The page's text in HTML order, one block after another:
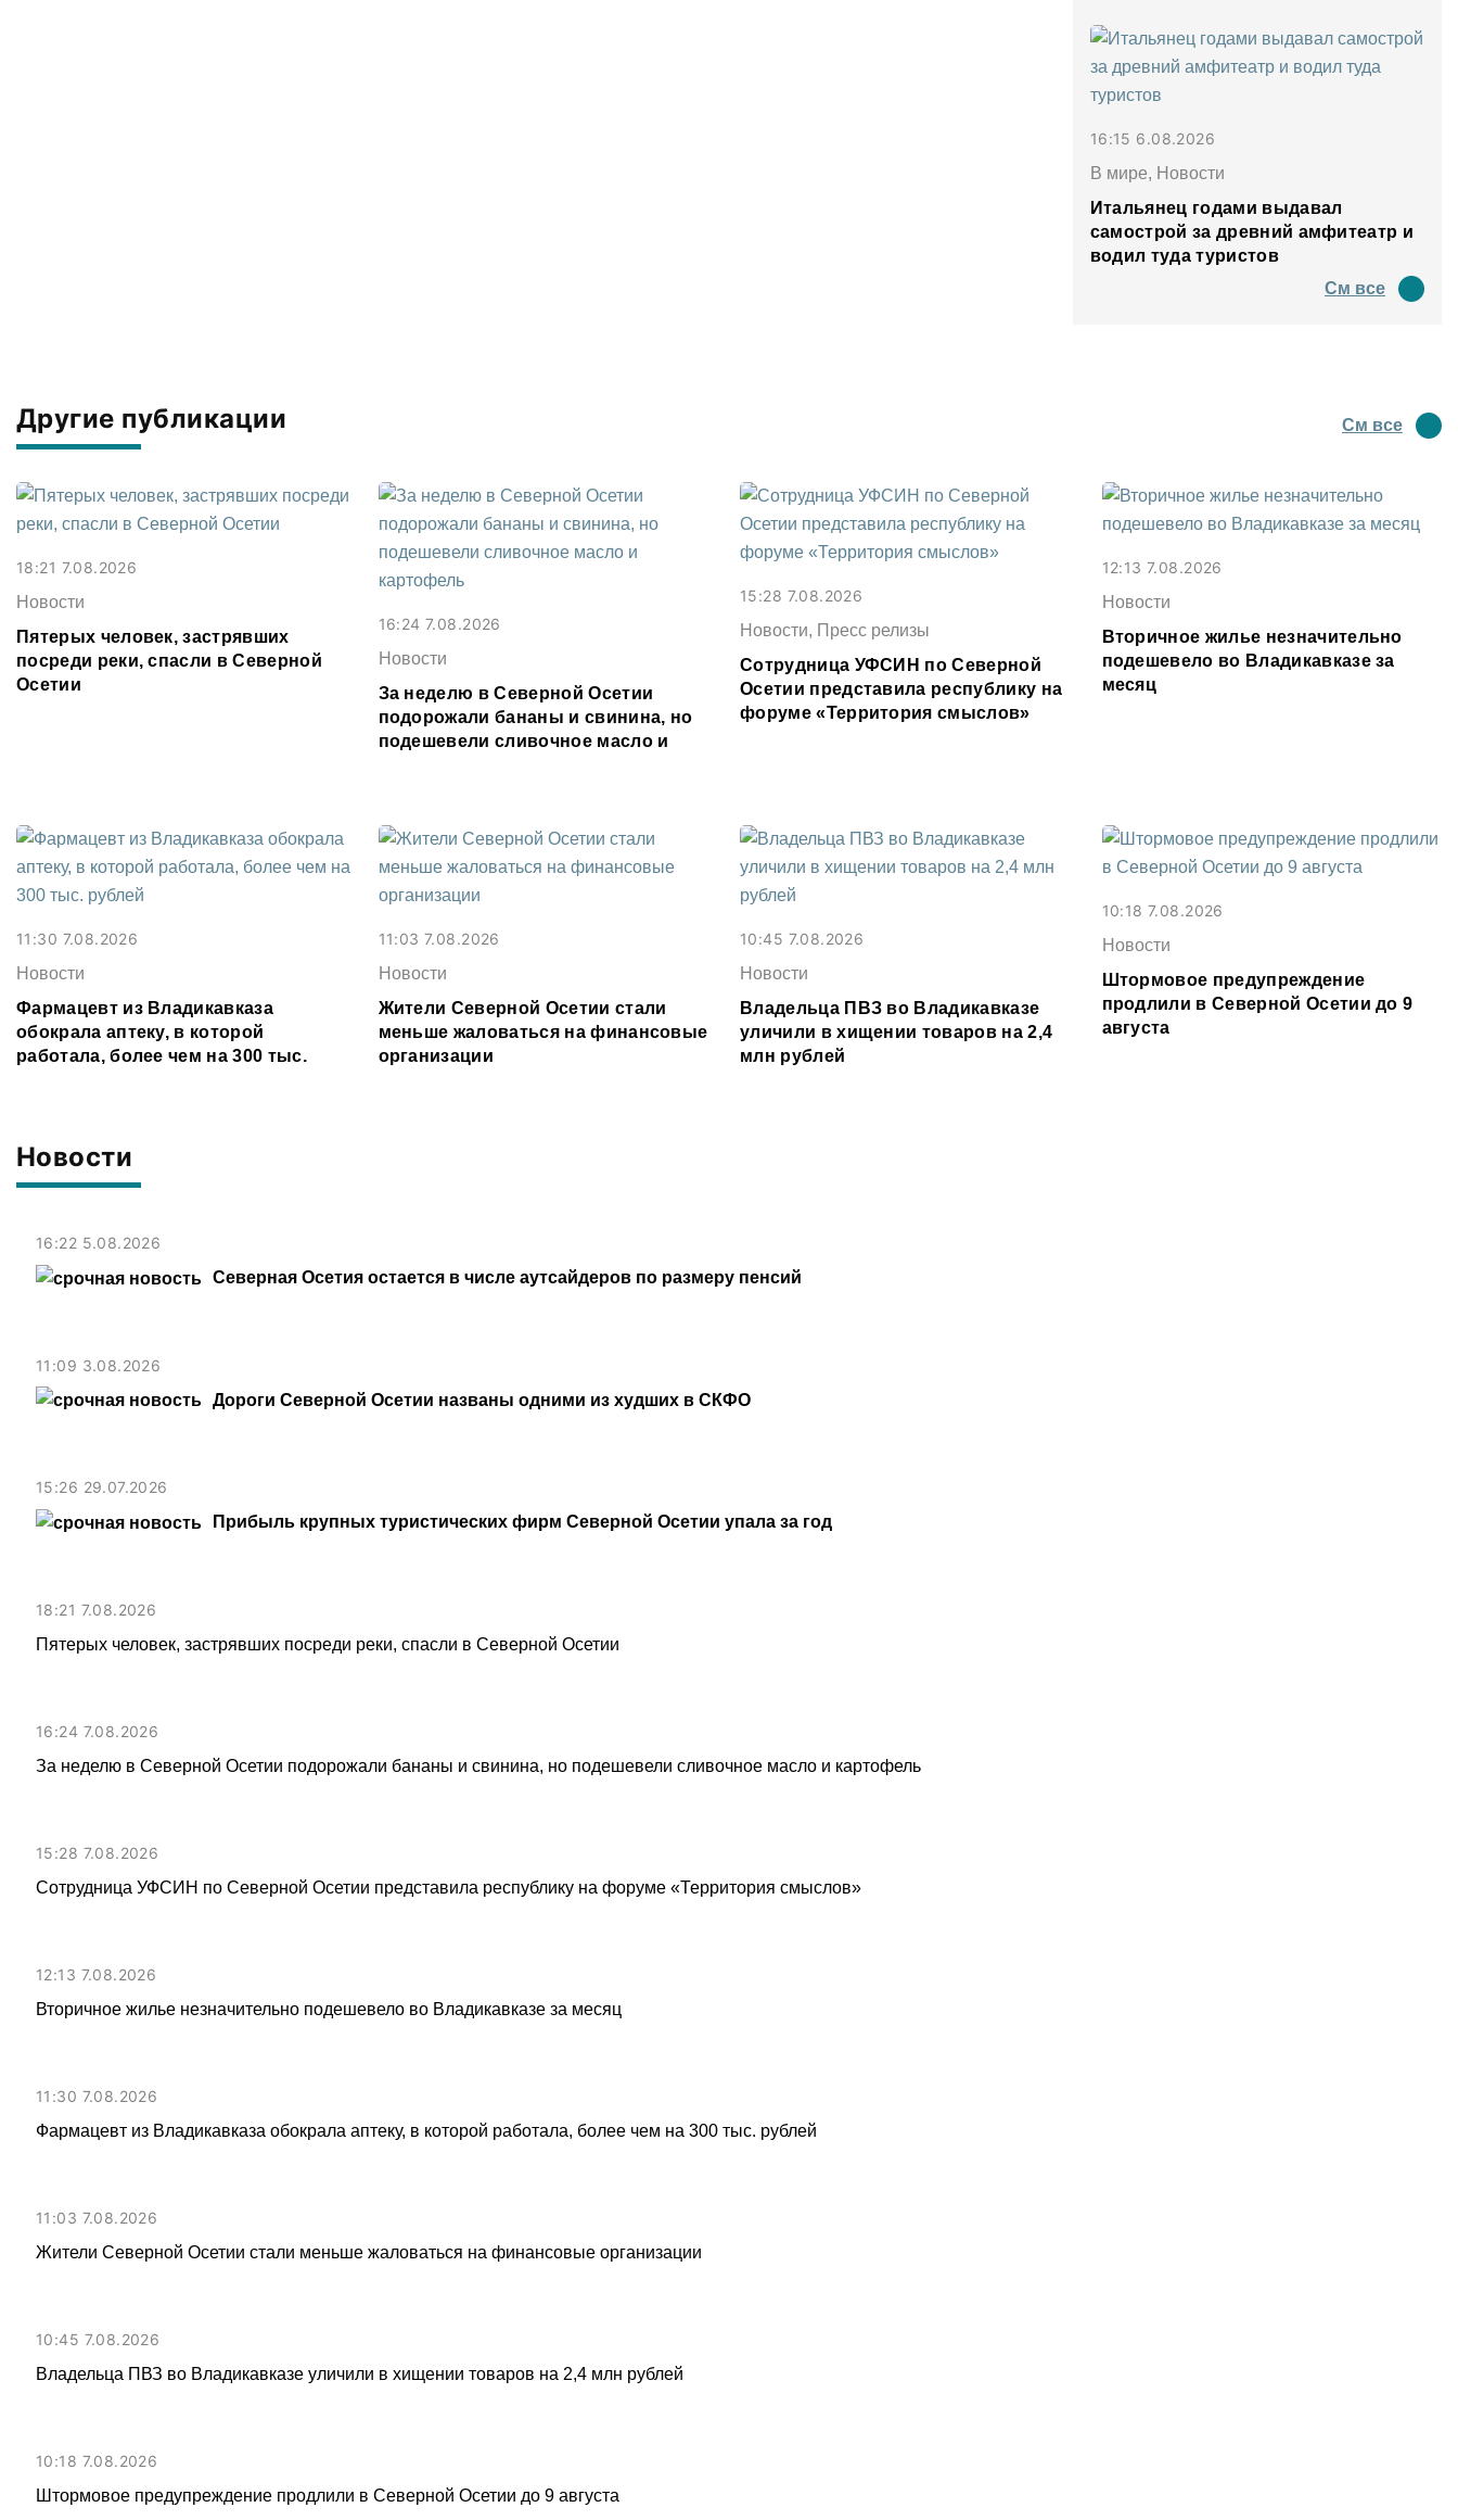
Новости
16:22 5.08.2026
Северная Осетия остается в числе аутсайдеров по размеру пенсий
11:09 3.08.2026
Дороги Северной Осетии названы одними из худших в СКФО
15:26 29.07.2026
Прибыль крупных туристических фирм Северной Осетии упала за год
18:21 7.08.2026
Пятерых человек, застрявших посреди реки, спасли в Северной Осетии
16:24 7.08.2026
За неделю в Северной Осетии подорожали бананы и свинина, но подешевели сливочное масло и картофель
15:28 7.08.2026
Сотрудница УФСИН по Северной Осетии представила республику на форуме «Территория смыслов»
12:13 7.08.2026
Вторичное жилье незначительно подешевело во Владикавказе за месяц
11:30 7.08.2026
Фармацевт из Владикавказа обокрала аптеку, в которой работала, более чем на 300 тыс. рублей
11:03 7.08.2026
Жители Северной Осетии стали меньше жаловаться на финансовые организации
10:45 7.08.2026
Владельца ПВЗ во Владикавказе уличили в хищении товаров на 2,4 млн рублей
10:18 7.08.2026
Штормовое предупреждение продлили в Северной Осетии до 9 августа
16:15 6.08.2026
В мире, Новости
Итальянец годами выдавал
самострой за древний амфитеатр и
водил туда туристов
См все
Другие публикации См все
18:21 7.08.2026
Новости
Пятерых человек, застрявших
посреди реки, спасли в Северной
Осетии
16:24 7.08.2026
Новости
За неделю в Северной Осетии
подорожали бананы и свинина, но
подешевели сливочное масло и
15:28 7.08.2026
Новости, Пресс релизы
Сотрудница УФСИН по Северной
Осетии представила республику на
форуме «Территория смыслов»
12:13 7.08.2026
Новости
Вторичное жилье незначительно
подешевело во Владикавказе за
месяц
11:30 7.08.2026
Новости
Фармацевт из Владикавказа
обокрала аптеку, в которой
работала, более чем на 300 тыс.
11:03 7.08.2026
Новости
Жители Северной Осетии стали
меньше жаловаться на финансовые
организации
10:45 7.08.2026
Новости
Владельца ПВЗ во Владикавказе
уличили в хищении товаров на 2,4
млн рублей
10:18 7.08.2026
Новости
Штормовое предупреждение
продлили в Северной Осетии до 9
августа